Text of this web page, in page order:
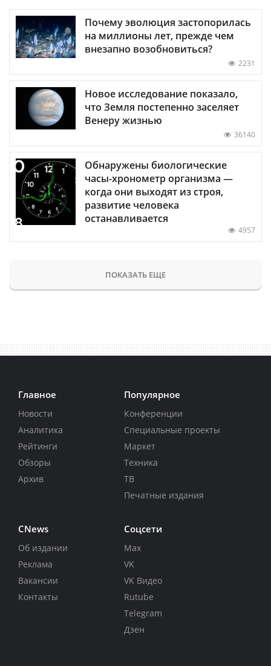
Почему эволюция застопорилась
на миллионы лет, прежде чем
внезапно возобновиться?
2231
Новое исследование показало,
что Земля постепенно заселяет
Венеру жизнью
36140
Обнаружены биологические
часы-хронометр организма —
когда они выходят из строя,
развитие человека
останавливается
4957
ПОКАЗАТЬ ЕЩЕ
Главное
Новости
Аналитика
Рейтинги
Обзоры
Архив
Популярное
Конференции
Специальные проекты
Маркет
Техника
ТВ
Печатные издания
CNews
Об издании
Реклама
Вакансии
Контакты
Соцсети
Max
VK
VK Видео
Rutube
Telegram
Дзен